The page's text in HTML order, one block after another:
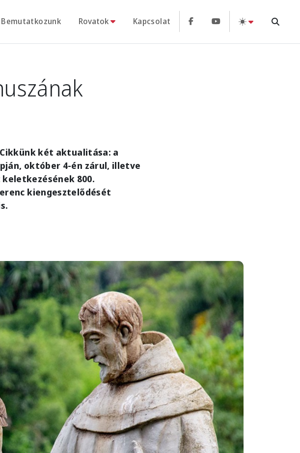
Bemutatkozunk Rovatok Kapcsolat
két aktualitása: a
október 4-én zárul, illetve
keletkezésének 800.
kiengesztelődését